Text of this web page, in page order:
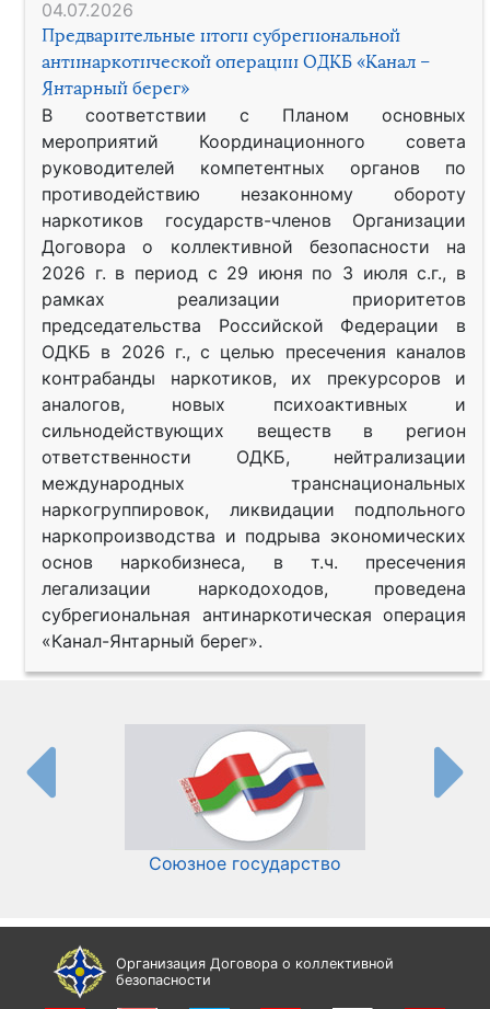
04.07.2026
Предварительные итоги субрегиональной
антинаркотической операции ОДКБ «Канал –
Янтарный берег»
В соответствии с Планом основных
мероприятий Координационного совета
руководителей компетентных органов по
противодействию незаконному обороту
наркотиков государств-членов Организации
Договора о коллективной безопасности на
2026 г. в период с 29 июня по 3 июля с.г., в
рамках реализации приоритетов
председательства Российской Федерации в
ОДКБ в 2026 г., с целью пресечения каналов
контрабанды наркотиков, их прекурсоров и
аналогов, новых психоактивных и
сильнодействующих веществ в регион
ответственности ОДКБ, нейтрализации
международных транснациональных
наркогруппировок, ликвидации подпольного
наркопроизводства и подрыва экономических
основ наркобизнеса, в т.ч. пресечения
легализации наркодоходов, проведена
субрегиональная антинаркотическая операция
«Канал-Янтарный берег».
Союзное государство
Организация Договора о коллективной
безопасности